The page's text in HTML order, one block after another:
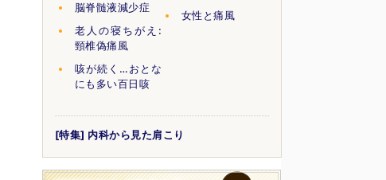
脳脊髄液減少症
老人の寝ちがえ:
頸椎偽痛風
咳が続く…おとな
にも多い百日咳
女性と痛風
[特集] 内科から見た肩こり